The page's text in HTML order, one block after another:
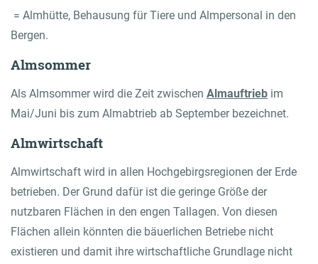
= Almhütte, Behausung für Tiere und Almpersonal in den
Bergen.
Almsommer
Als Almsommer wird die Zeit zwischen Almauftrieb im
Mai/Juni bis zum Almabtrieb ab September bezeichnet.
Almwirtschaft
Almwirtschaft wird in allen Hochgebirgsregionen der Erde
betrieben. Der Grund dafür ist die geringe Größe der
nutzbaren Flächen in den engen Tallagen. Von diesen
Flächen allein könnten die bäuerlichen Betriebe nicht
existieren und damit ihre wirtschaftliche Grundlage nicht